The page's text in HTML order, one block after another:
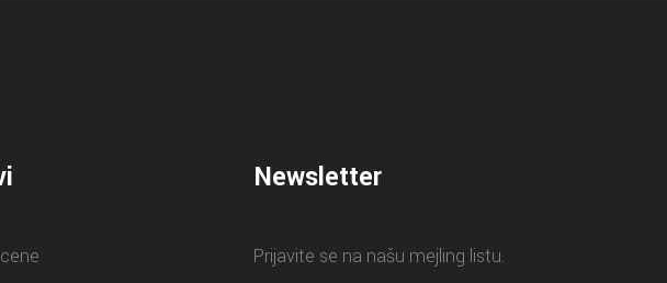
Newsletter
Prijavite se na našu mejling listu.